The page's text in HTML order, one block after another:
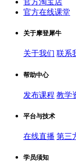
官方淘宝店
官方在线课堂
关于摩登犀牛
关于我们 联系
帮助中心
发布课程 教学
平台与技术
在线直播 第三
学员须知